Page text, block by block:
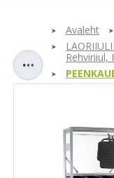
Avaleht
Rehviriiul,